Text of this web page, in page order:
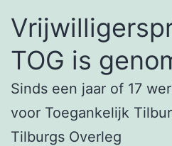
TOG is
Sinds een jaar of 17
voor Toegankelijk
Tilburgs Overleg